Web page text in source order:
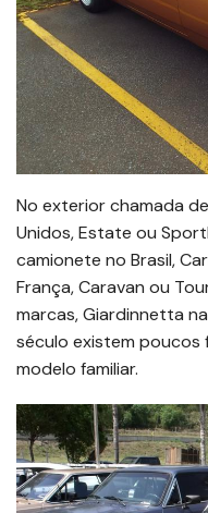
No exterior chamada
Unidos, Estate ou
camionete no Brasil,
França, Caravan ou
marcas, Giardinnetta
século existem poucos
modelo familiar.